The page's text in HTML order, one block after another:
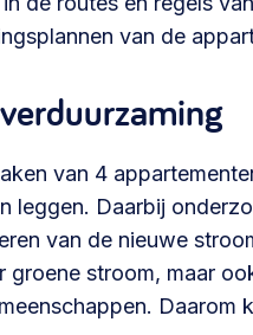
van de
van 4
leggen. Daarbij
van de nieuwe
groene stroom, maar
Daarom